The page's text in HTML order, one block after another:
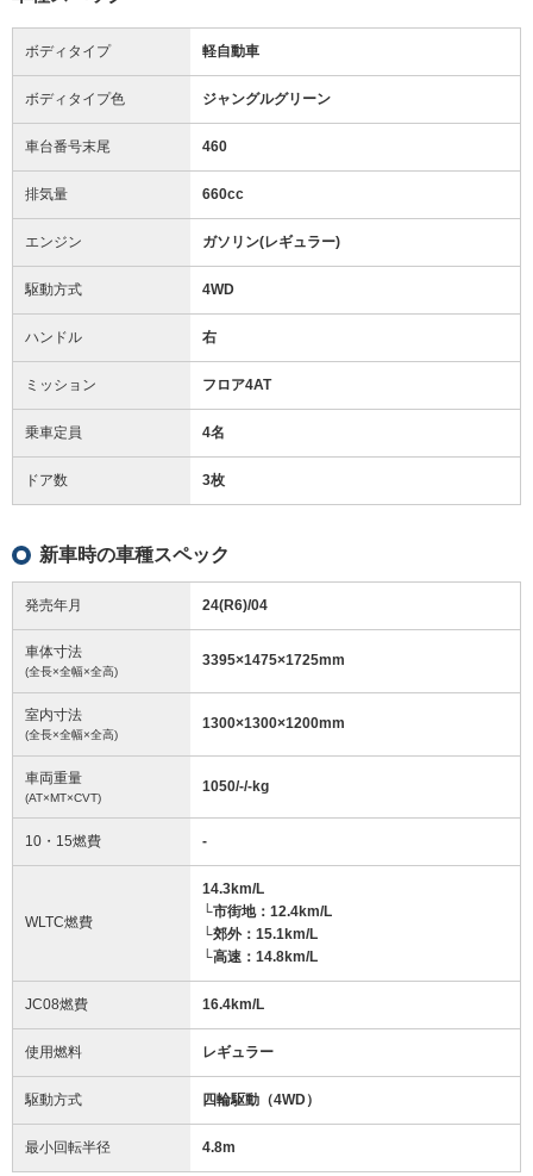
ボディタイプ 軽自動車
ボディタイプ色 ジャングルグリーン
車台番号末尾 460
排気量 660cc
エンジン ガソリン(レギュラー)
駆動方式 4WD
ハンドル 右
ミッション フロア4AT
乗車定員 4名
ドア数 3枚
新車時の車種スペック
発売年月 24(R6)/04
車体寸法
(全長×全幅×全高)
3395×1475×1725mm
室内寸法
(全長×全幅×全高)
1300×1300×1200mm
車両重量
(AT×MT×CVT)
1050/-/-kg
10・15燃費 -
WLTC燃費
14.3km/L
└市街地：12.4km/L
└郊外：15.1km/L
└高速：14.8km/L
JC08燃費 16.4km/L
使用燃料 レギュラー
駆動方式 四輪駆動（4WD）
最小回転半径 4.8m